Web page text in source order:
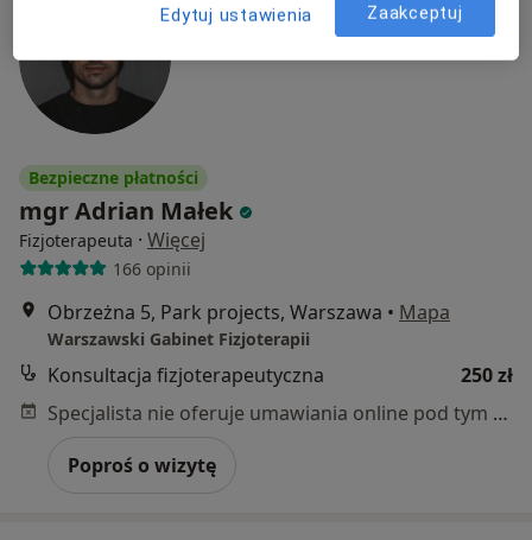
Bezpieczne płatności
mgr Adrian Małek
Fizjoterapeuta · Więcej
166 opinii
Obrzeżna 5, Park projects, Warszawa • Mapa
Warszawski Gabinet Fizjoterapii
Konsultacja fizjoterapeutyczna
250 zł
Specjalista nie oferuje umawiania online pod tym adresem.
Poproś o wizytę
Edytuj ustawienia Zaakceptuj